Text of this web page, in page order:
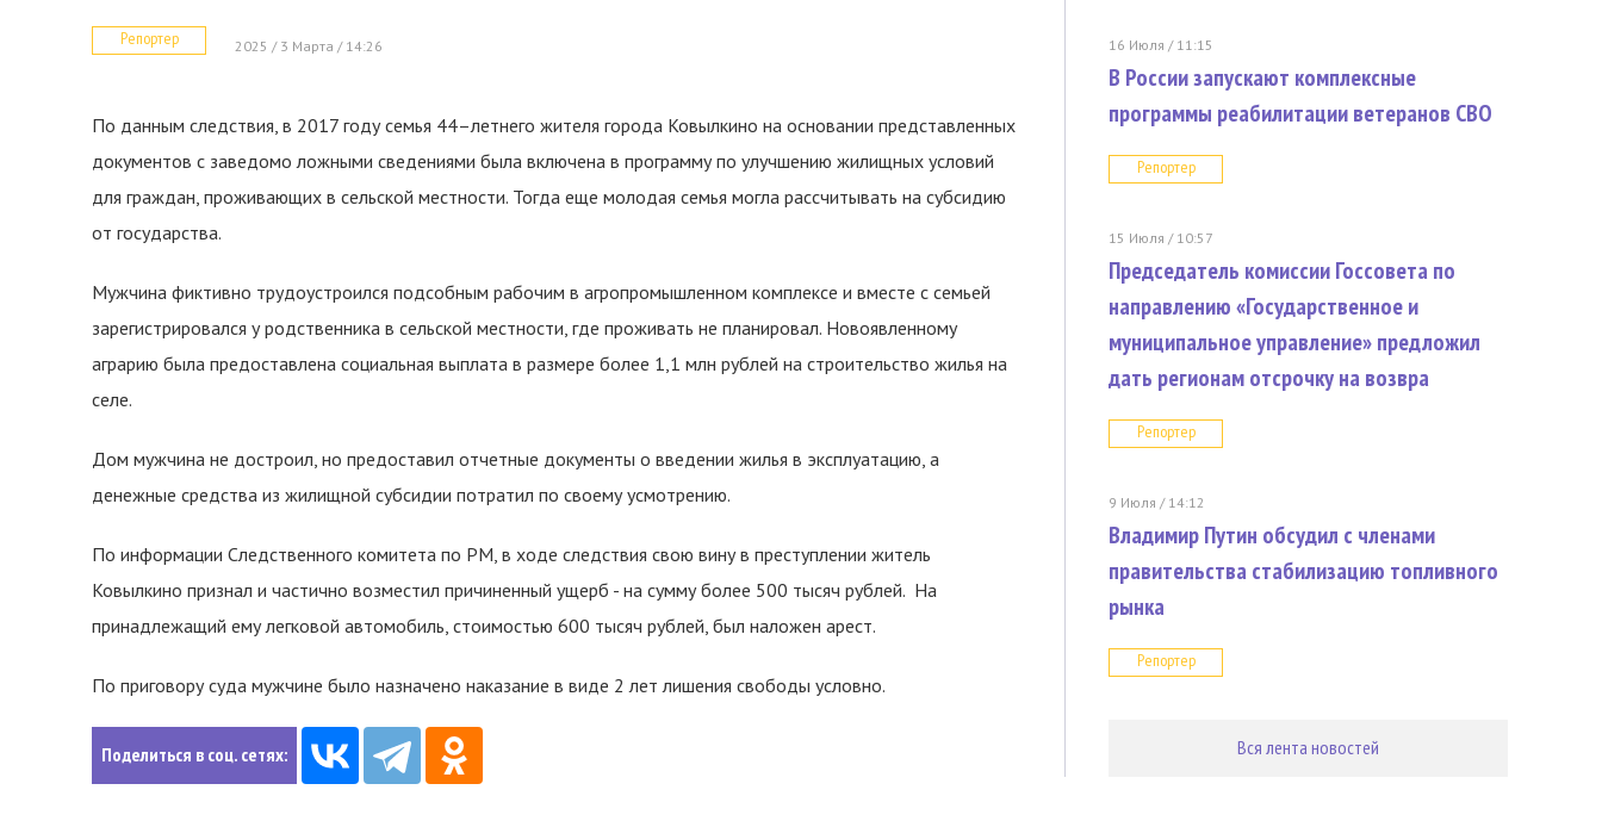
Репортер 2025 / 3 Марта / 14:26
По данным следствия, в 2017 году семья 44–летнего жителя города Ковылкино на основании представленных
документов с заведомо ложными сведениями была включена в программу по улучшению жилищных условий
для граждан, проживающих в сельской местности. Тогда еще молодая семья могла рассчитывать на субсидию
от государства.
Мужчина фиктивно трудоустроился подсобным рабочим в агропромышленном комплексе и вместе с семьей
зарегистрировался у родственника в сельской местности, где проживать не планировал. Новоявленному
аграрию была предоставлена социальная выплата в размере более 1,1 млн рублей на строительство жилья на
селе.
Дом мужчина не достроил, но предоставил отчетные документы о введении жилья в эксплуатацию, а
денежные средства из жилищной субсидии потратил по своему усмотрению.
По информации Следственного комитета по РМ, в ходе следствия свою вину в преступлении житель
Ковылкино признал и частично возместил причиненный ущерб - на сумму более 500 тысяч рублей. На
принадлежащий ему легковой автомобиль, стоимостью 600 тысяч рублей, был наложен арест.
По приговору суда мужчине было назначено наказание в виде 2 лет лишения свободы условно.
Поделиться в соц. сетях:
16 Июля / 11:15
В России запускают комплексные
программы реабилитации ветеранов СВО
Репортер
15 Июля / 10:57
Председатель комиссии Госсовета по
направлению «Государственное и
муниципальное управление» предложил
дать регионам отсрочку на возвра
Репортер
9 Июля / 14:12
Владимир Путин обсудил с членами
правительства стабилизацию топливного
рынка
Репортер
Вся лента новостей